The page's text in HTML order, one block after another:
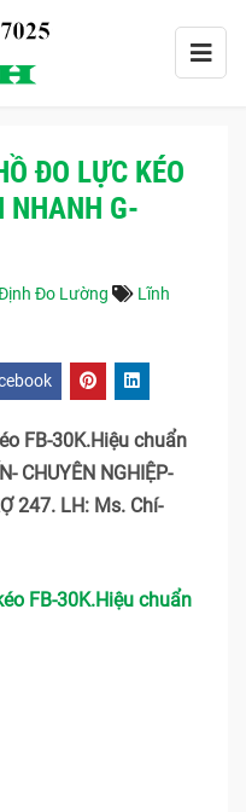
ĐO LỰC KÉO
NHANH G-
Đo Lường
Lĩnh
FB-30K.Hiệu chuẩn
CHUYÊN NGHIỆP-
247. LH: Ms. Chí-
FB-30K.Hiệu chuẩn